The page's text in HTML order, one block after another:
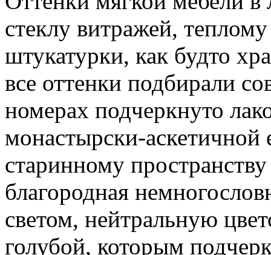
стеклу витражей,
штукатурки, как будто
все оттенки подбирали
номерах подчеркнуто
монастырски-
старинному
благородная
светом, нейтральную
голубой, которым